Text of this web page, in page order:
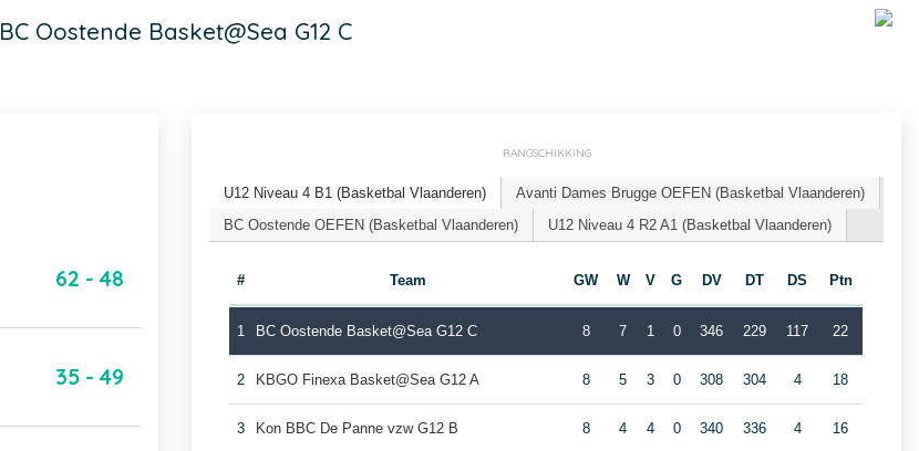
BC Oostende Basket@Sea G12 C
62 - 48
35 - 49
RANGSCHIKKING
U12 Niveau 4 B1 (Basketbal Vlaanderen)
Avanti Dames Brugge OEFEN (Basketbal Vlaanderen)
BC Oostende OEFEN (Basketbal Vlaanderen)
U12 Niveau 4 R2 A1 (Basketbal Vlaanderen)
# Team GW W V G DV DT DS Ptn
1 BC Oostende Basket@Sea G12 C 8 7 1 0 346 229 117 22
2 KBGO Finexa Basket@Sea G12 A 8 5 3 0 308 304 4 18
3 Kon BBC De Panne vzw G12 B 8 4 4 0 340 336 4 16